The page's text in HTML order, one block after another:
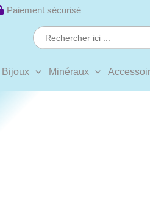
Paiement sécurisé
Search
for:
Bijoux Minéraux